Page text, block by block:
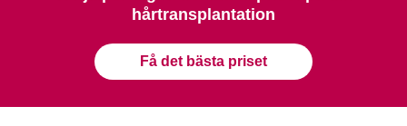
hårtransplantation
Få det bästa priset